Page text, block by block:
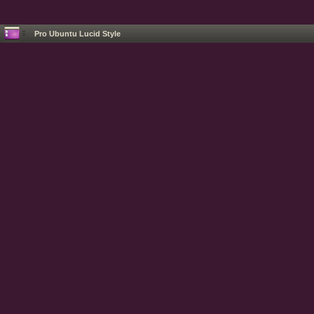
Pro Ubuntu Lucid Style